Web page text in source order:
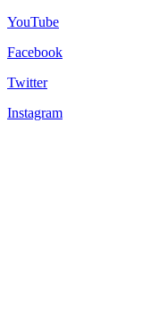
YouTube
Facebook
Twitter
Instagram